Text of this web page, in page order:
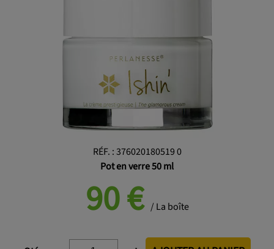
RÉF. :376020180519 0
Pot en verre 50 ml
90€ / La boîte